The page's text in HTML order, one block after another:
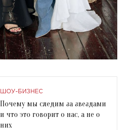
ШОУ-БИЗНЕС
Почему мы следим за звездами
и что это говорит о нас, а не о
них